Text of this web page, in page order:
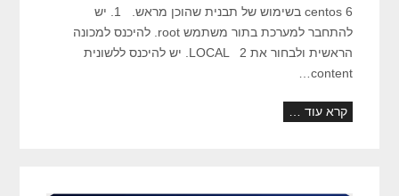
centos 6 בשימוש של תבנית שהוכן מראש. 1. יש
להתחבר למערכת בתור משתמש root. להיכנס למכונה
הראשית ולבחור את LOCAL 2. יש להיכנס ללשונית
content…
קרא עוד …